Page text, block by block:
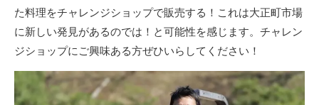
た料理をチャレンジショップで販売する！これは大正町市場
に新しい発見があるのでは！と可能性を感じます。チャレン
ジショップにご興味ある方ぜひいらしてください！